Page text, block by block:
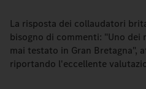
La risposta dei collaudatori
bisogno di commenti: "Uno dei
mai testato in Gran Bretagna",
riportando l'eccellente